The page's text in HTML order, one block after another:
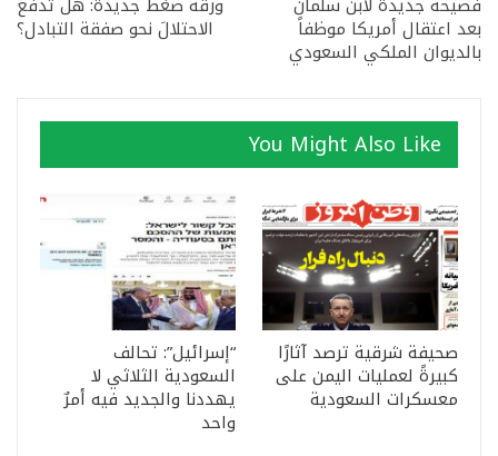
بعد اعتقال أمريكا موظفاً
بالديوان الملكي السعودي
الاحتلالَ نحو صفقة التبادل؟
You Might Also Like
صحيفة شرقية ترصد آثارًا
كبيرةً لعمليات اليمن على
معسكرات السعودية
“إسرائيل”: تحالف
السعودية الثلاثي لا
يهددنا والجديد فيه أمرٌ
واحد